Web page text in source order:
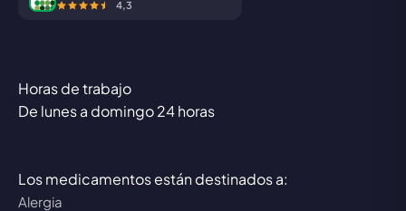
4,3
Horas de trabajo
De lunes a domingo 24 horas
Los medicamentos están destinados a:
Alergia